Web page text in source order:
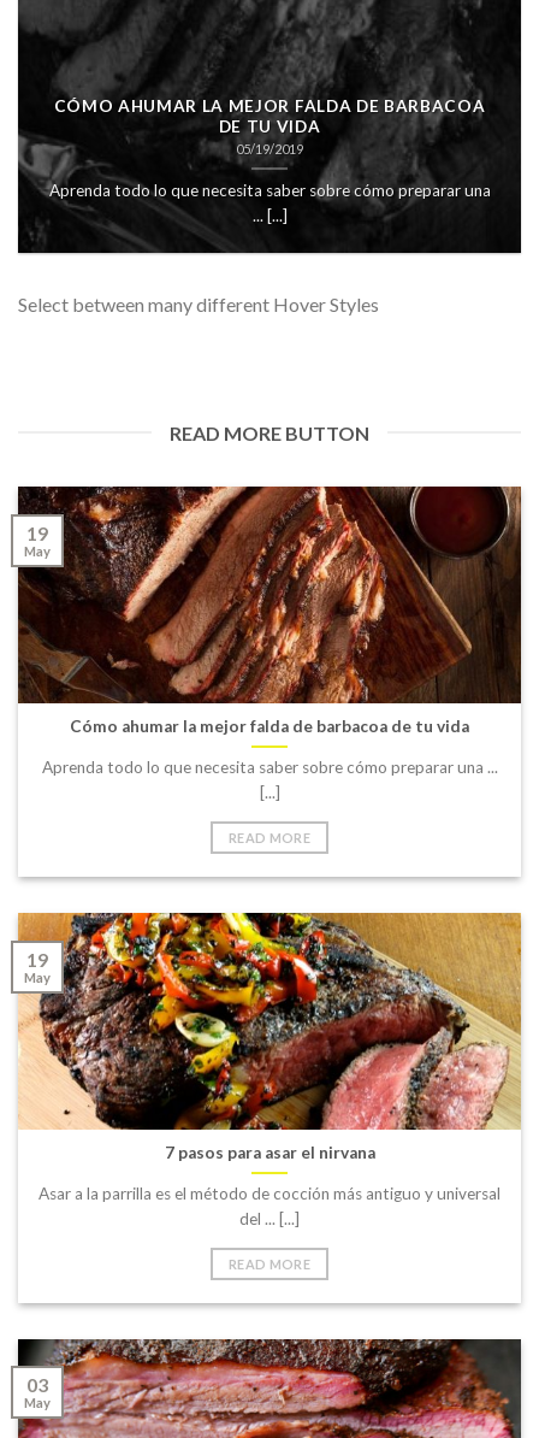
CÓMO AHUMAR LA MEJOR FALDA DE BARBACOA
DE TU VIDA
05/19/2019
Aprenda todo lo que necesita saber sobre cómo preparar una
... [...]
Select between many different Hover Styles
READ MORE BUTTON
Cómo ahumar la mejor falda de barbacoa de tu vida
Aprenda todo lo que necesita saber sobre cómo preparar una ...
[...]
READ MORE
19
May
7 pasos para asar el nirvana
Asar a la parrilla es el método de cocción más antiguo y universal
del ... [...]
READ MORE
19
May
03
May